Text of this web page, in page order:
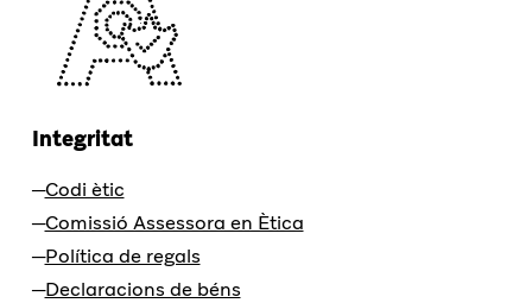
Integritat
Codi ètic
Comissió Assessora en Ètica
Política de regals
Declaracions de béns